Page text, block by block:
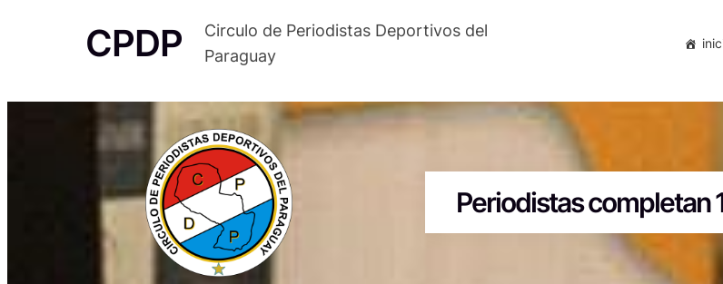
CPDP
Circulo de Periodistas Deportivos del
Paraguay
Periodistas completan